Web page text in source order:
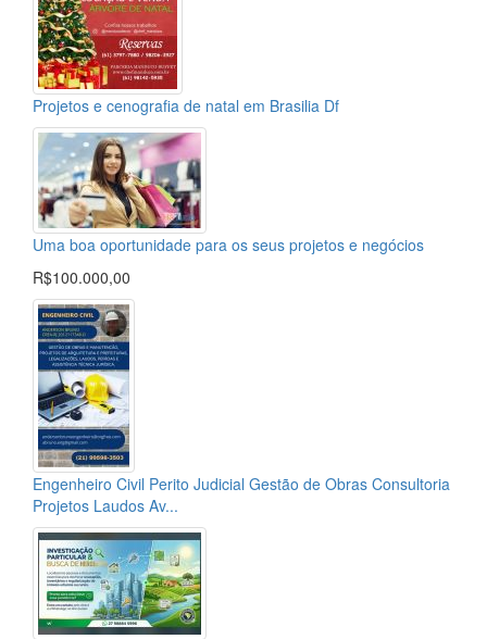
Projetos e cenografia de natal em Brasilia Df
Uma boa oportunidade para os seus projetos e negócios
R$100.000,00
Engenheiro Civil Perito Judicial Gestão de Obras Consultoria
Projetos Laudos Av...